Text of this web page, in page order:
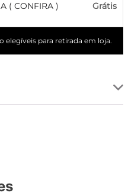
( CONFIRA ) Grátis
elegíveis para retirada em loja.